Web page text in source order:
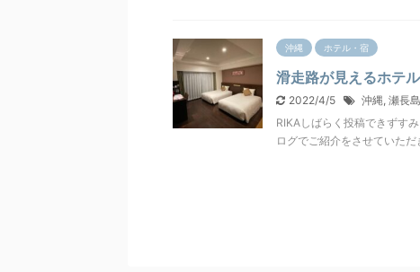
沖縄 ホテル・宿
滑走路が見えるホテ
2022/4/5 沖縄 瀬長
RIKAしばらく投稿できずす
ログでご紹介をさせていた